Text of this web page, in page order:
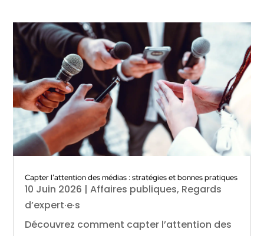
Capter l’attention des médias : stratégies et bonnes pratiques
10 Juin 2026 |Affaires publiques, Regards
d’expert·e·s
Découvrez comment capter l’attention des